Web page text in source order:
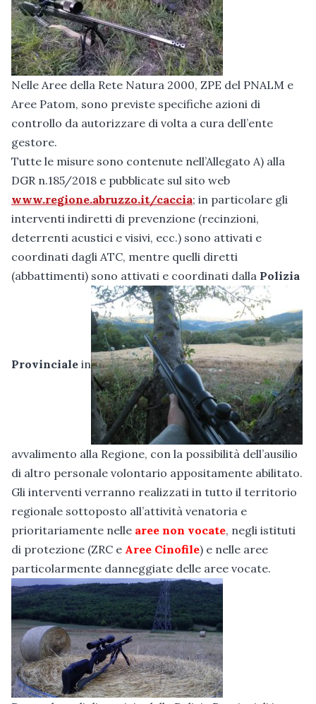
Nelle Aree della Rete Natura 2000, ZPE del PNALM e
Aree Patom, sono previste specifiche azioni di
controllo da autorizzare di volta a cura dell’ente
gestore.
Tutte le misure sono contenute nell’Allegato A) alla
DGR n.185/2018 e pubblicate sul sito web
www.regione.abruzzo.it/caccia; in particolare gli
interventi indiretti di prevenzione (recinzioni,
deterrenti acustici e visivi, ecc.) sono attivati e
coordinati dagli ATC, mentre quelli diretti
(abbattimenti) sono attivati e coordinati dalla Polizia
Provinciale in
avvalimento alla Regione, con la possibilità dell’ausilio
di altro personale volontario appositamente abilitato.
Gli interventi verranno realizzati in tutto il territorio
regionale sottoposto all’attività venatoria e
prioritariamente nelle aree non vocate, negli istituti
di protezione (ZRC e Aree Cinofile) e nelle aree
particolarmente danneggiate delle aree vocate.